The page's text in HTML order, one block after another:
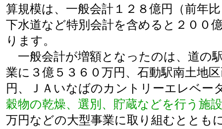
算規模は、一般会計１２８億円（前年
下水道など特別会計を含めると２００
ります。
一般会計が増額となったのは、道の
業に３億５３６０万円、石動駅南土地
円、ＪＡいなばのカントリーエレベー
穀物の乾燥、選別、貯蔵などを行う施設
万円などの大型事業に取り組むととも